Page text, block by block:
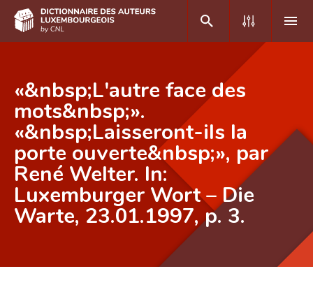
DE FR
Accueil
Auteur(e)s A-Z
Recherche avancée
Foire aux questions
Équipe scientifique
«&nbsp;L'autre face des
mots&nbsp;».
«&nbsp;Laisseront-ils la
porte ouverte&nbsp;», par
René Welter. In:
Luxemburger Wort – Die
Warte, 23.01.1997, p. 3.